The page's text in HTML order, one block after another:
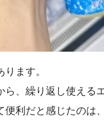
ます。
、繰り返し使える
利だと感じたのは、